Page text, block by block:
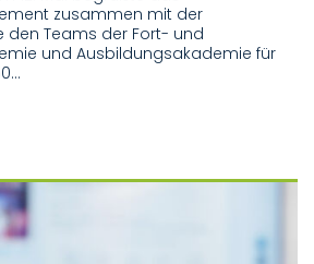
zusammen mit der
den Teams der Fort- und
und Ausbildungsakademie für